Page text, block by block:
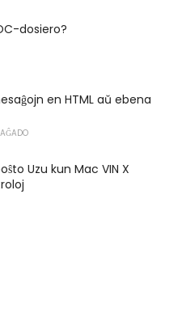
dosiero?
en HTML aŭ ebena
Uzu kun Mac VIN X